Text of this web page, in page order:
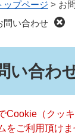
ップページ > お
問い合わせ
い合わ
Cookie（クッ
をご利用頂けま